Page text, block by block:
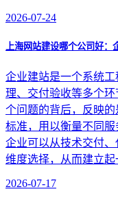
2026-07-24
上海网站建设哪个公司好
企业建站是一个系统
理、交付验收等多个
个问题的背后，反映
标准，用以衡量不同
企业可以从技术交付
维度选择，从而建立起
2026-07-17